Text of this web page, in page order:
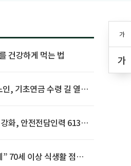
가
가
건강하게 먹는 법
, 기초연금 수령 길 열린
화, 안전전담인력 613명
70세 이상 식생활 점수